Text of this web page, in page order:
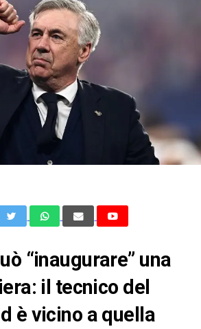
“inaugurare” una
il tecnico del
è vicino a quella